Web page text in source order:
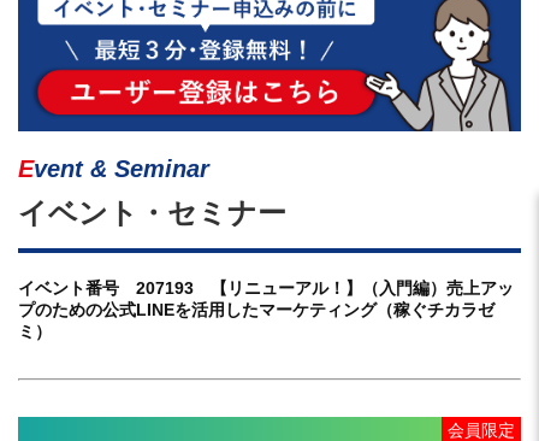
Event & Seminar
イベント・セミナー
イベント番号 207193 【リニューアル！】（入門編）売上アッ
プのための公式LINEを活用したマーケティング（稼ぐチカラゼ
ミ）
会員限定